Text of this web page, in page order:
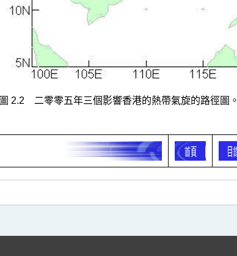
圖 2.2 二零零五年三個影響香港的熱帶氣旋的路徑圖。